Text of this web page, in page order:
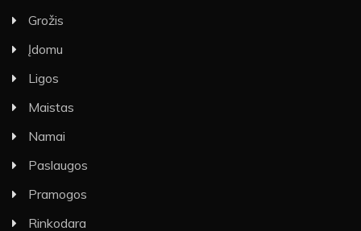
Grožis
Įdomu
Ligos
Maistas
Namai
Paslaugos
Pramogos
Rinkodara